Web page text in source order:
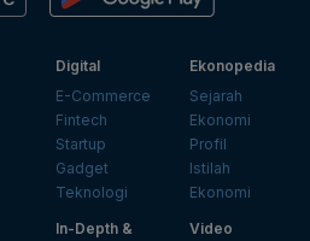
Digital
E-Commerce
Fintech
Startup
Gadget
Teknologi
Ekonopedia
Sejarah
Ekonomi
Profil
Istilah
Ekonomi
In-Depth &
Video